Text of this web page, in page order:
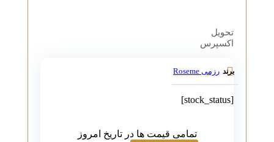
تحویل
اکسپرس
رزمی Roseme
تمامی قیمت ها در تاریخ امروز